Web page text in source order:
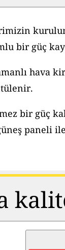
bir güç
hava
bir güç
paneli